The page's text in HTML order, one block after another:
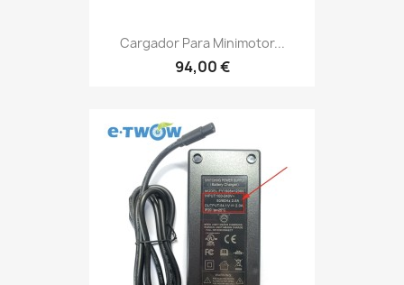
Cargador Para Minimotor...
94,00 €